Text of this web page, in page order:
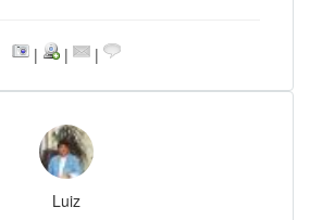
| | |
Luiz